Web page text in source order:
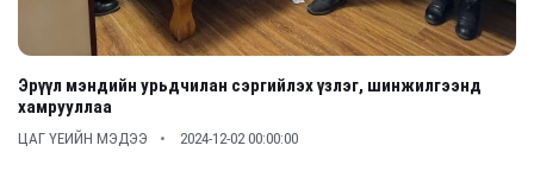
Эрүүл мэндийн урьдчилан сэргийлэх үзлэг, шинжилгээнд
хамрууллаа
ЦАГ ҮЕИЙН МЭДЭЭ 2024-12-02 00:00:00